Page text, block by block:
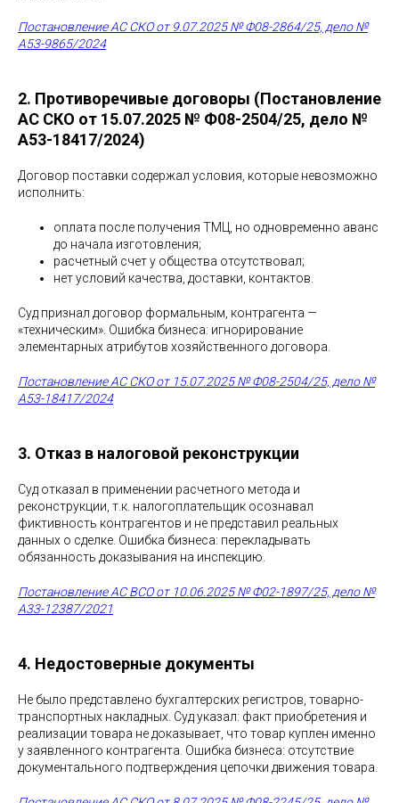
Постановление АС СКО от 9.07.2025 № Ф08-2864/25, дело №
А53-9865/2024
2. Противоречивые договоры (Постановление
АС СКО от 15.07.2025 № Ф08-2504/25, дело №
А53-18417/2024)
Договор поставки содержал условия, которые невозможно
исполнить:
оплата после получения ТМЦ, но одновременно аванс
до начала изготовления;
расчетный счет у общества отсутствовал;
нет условий качества, доставки, контактов.
Суд признал договор формальным, контрагента —
«техническим». Ошибка бизнеса: игнорирование
элементарных атрибутов хозяйственного договора.
Постановление АС СКО от 15.07.2025 № Ф08-2504/25, дело №
А53-18417/2024
3. Отказ в налоговой реконструкции
Суд отказал в применении расчетного метода и
реконструкции, т.к. налогоплательщик осознавал
фиктивность контрагентов и не представил реальных
данных о сделке. Ошибка бизнеса: перекладывать
обязанность доказывания на инспекцию.
Постановление АС ВСО от 10.06.2025 № Ф02-1897/25, дело №
А33-12387/2021
4. Недостоверные документы
Не было представлено бухгалтерских регистров, товарно-
транспортных накладных. Суд указал: факт приобретения и
реализации товара не доказывает, что товар куплен именно
у заявленного контрагента. Ошибка бизнеса: отсутствие
документального подтверждения цепочки движения товара.